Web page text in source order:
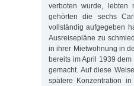
verboten wurde, lebten
gehörten die sechs
vollständig aufgegeben
Ausreisepläne zu
in ihrer Mietwohnung in
bereits im April 1939
gemacht. Auf diese
spätere Konzentration